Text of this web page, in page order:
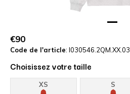
€90
Code de l'article: I030546.2QM.XX.03
Choisissez votre taille
XS S